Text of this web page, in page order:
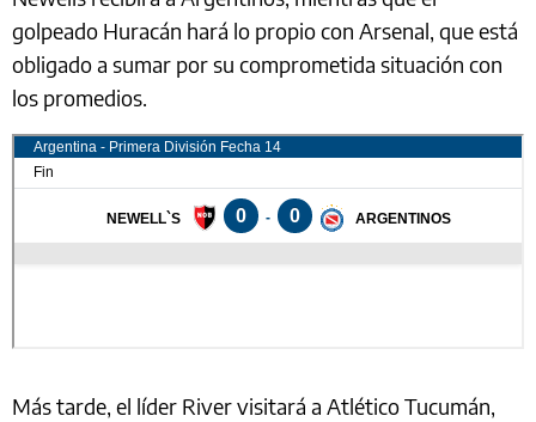
golpeado Huracán hará lo propio con Arsenal, que está
obligado a sumar por su comprometida situación con
los promedios.
Más tarde, el líder River visitará a Atlético Tucumán,